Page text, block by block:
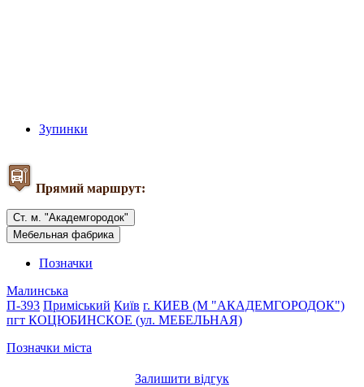
Зупинки
Прямий маршрут:
Ст. м. "Академгородок"
Мебельная фабрика
Позначки
Малинська
П-393 Приміський Київ г. КИЕВ (М "АКАДЕМГОРОДОК")
пгт КОЦЮБИНСКОЕ (ул. МЕБЕЛЬНАЯ)
Позначки міста
Залишити відгук